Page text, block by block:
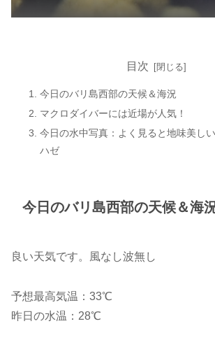
目次
今日のバリ島西部の天候＆海況
マクロダイバーには近場が人気！
今日の水中写真：よく見ると地味美し
ハゼ
今日のバリ島西部の天候＆海
良い天気です。風なし波無し
予想最高気温：33℃
昨日の水温：28℃